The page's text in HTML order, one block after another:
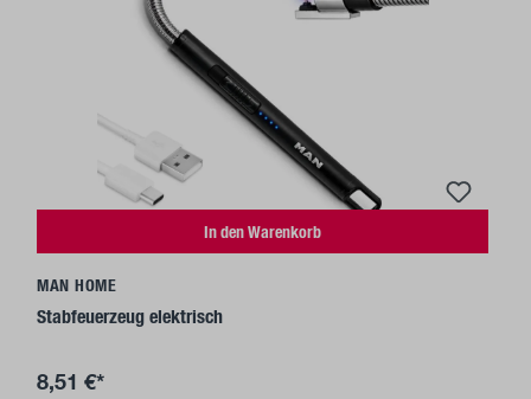
In den Warenkorb
MAN HOME
Stabfeuerzeug elektrisch
8,51 €*